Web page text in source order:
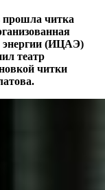
прошла читка
энергии (ИЦАЭ)
театр
читки